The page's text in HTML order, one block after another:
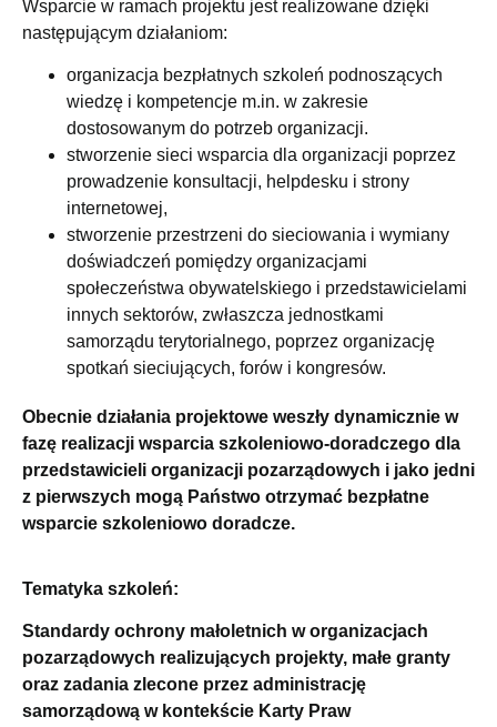
Wsparcie w ramach projektu jest realizowane dzięki
następującym działaniom:
organizacja bezpłatnych szkoleń podnoszących
wiedzę i kompetencje m.in. w zakresie
dostosowanym do potrzeb organizacji.
stworzenie sieci wsparcia dla organizacji poprzez
prowadzenie konsultacji, helpdesku i strony
internetowej,
stworzenie przestrzeni do sieciowania i wymiany
doświadczeń pomiędzy organizacjami
społeczeństwa obywatelskiego i przedstawicielami
innych sektorów, zwłaszcza jednostkami
samorządu terytorialnego, poprzez organizację
spotkań sieciujących, forów i kongresów.
Obecnie działania projektowe weszły dynamicznie w
fazę realizacji wsparcia szkoleniowo-doradczego dla
przedstawicieli organizacji pozarządowych i jako jedni
z pierwszych mogą Państwo otrzymać bezpłatne
wsparcie szkoleniowo doradcze.
Tematyka szkoleń:
Standardy ochrony małoletnich w organizacjach
pozarządowych realizujących projekty, małe granty
oraz zadania zlecone przez administrację
samorządową w kontekście Karty Praw